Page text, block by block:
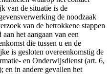
van de situatie is de
de noodzaak
van de betrokkene stappen
het aangaan van een
die tussen u en de
is gesloten overeenkomstig de
en Onderwijsdienst (art. 6,
en in andere gevallen het